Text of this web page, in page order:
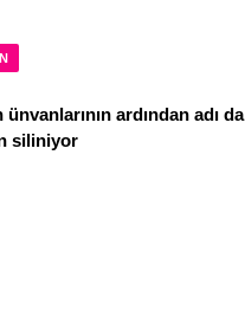
ünvanlarının ardından adı da
siliniyor